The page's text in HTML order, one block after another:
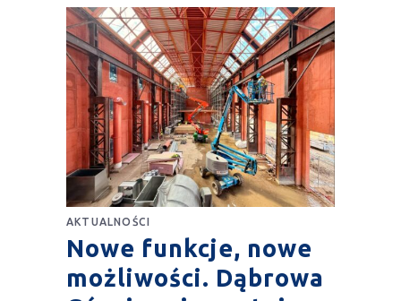
AKTUALNOŚCI
Nowe funkcje, nowe
możliwości. Dąbrowa